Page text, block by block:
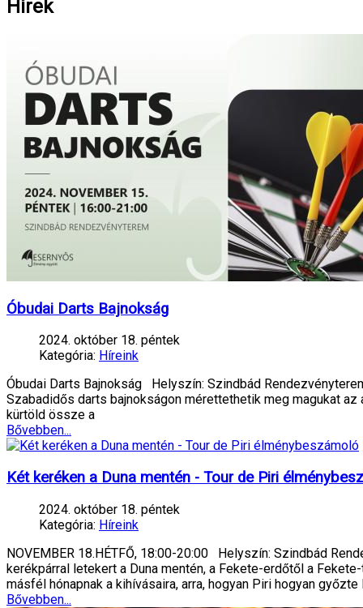
Hírek
Óbudai Darts Bajnokság
2024. október 18. péntek
Kategória: Híreink
Óbudai Darts Bajnokság Helyszín: Szindbád
Szabadidős darts bajnokságon mérettethetik meg magukat
kürtöld össze a
Bővebben...
Két keréken a Duna mentén - Tour de Piri
2024. október 18. péntek
Kategória: Híreink
NOVEMBER 18.HÉTFŐ, 18:00-20:00 Helyszín: Szindbád
kerékpárral letekert a Duna mentén, a Fekete-erdőtől a
másfél hónapnak a kihívásaira, arra, hogyan Piri hogyan győzte
Bővebben...